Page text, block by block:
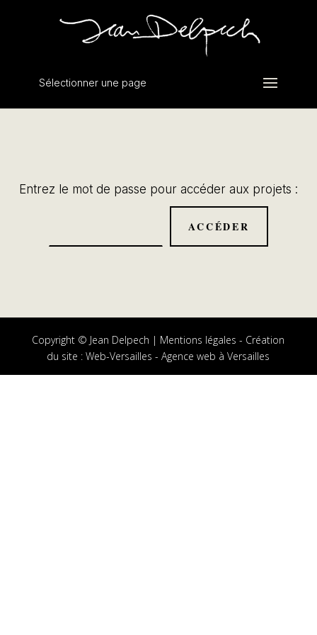
Sélectionner une page
Entrez le mot de passe pour accéder aux projets :
Copyright © Jean Delpech | Mentions légales - Création
du site :Web-Versailles - Agence web à Versailles